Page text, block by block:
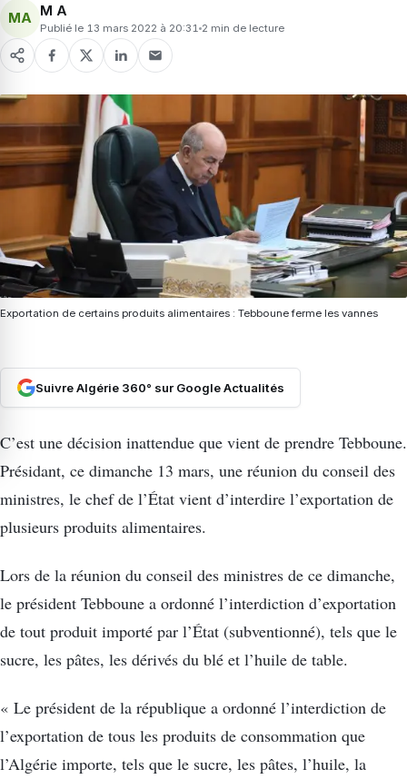
MA M A
Publié le 13 mars 2022 à 20:31 2 min de lecture
Exportation de certains produits alimentaires : Tebboune ferme les vannes
Suivre Algérie 360° sur Google Actualités
C’est une décision inattendue que vient de prendre Tebboune.
Présidant, ce dimanche 13 mars, une réunion du conseil des
ministres, le chef de l’État vient d’interdire l’exportation de
plusieurs produits alimentaires.
Lors de la réunion du conseil des ministres de ce dimanche,
le président Tebboune a ordonné l’interdiction d’exportation
de tout produit importé par l’État (subventionné), tels que le
sucre, les pâtes, les dérivés du blé et l’huile de table.
« Le président de la république a ordonné l’interdiction de
l’exportation de tous les produits de consommation que
l’Algérie importe, tels que le sucre, les pâtes, l’huile, la